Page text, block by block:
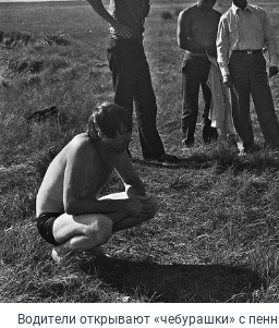
Водители открывают «чебурашки» с